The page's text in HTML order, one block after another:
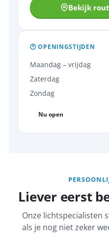
Bekijk
🕐 OPENINGSTIJDEN
Maandag – vrijdag
Zaterdag
Zondag
Nu open
Liever eerst
Onze lichtspecialisten
als je nog niet zeker